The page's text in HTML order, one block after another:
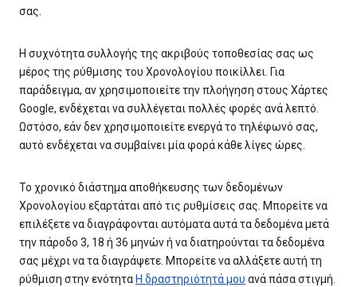
σας.
Η συχνότητα συλλογής της ακριβούς τοποθεσίας σας ως
μέρος της ρύθμισης του Χρονολογίου ποικίλλει. Για
παράδειγμα, αν χρησιμοποιείτε την πλοήγηση στους Χάρτες
Google, ενδέχεται να συλλέγεται πολλές φορές ανά λεπτό.
Ωστόσο, εάν δεν χρησιμοποιείτε ενεργά το τηλέφωνό σας,
αυτό ενδέχεται να συμβαίνει μία φορά κάθε λίγες ώρες.
Το χρονικό διάστημα αποθήκευσης των δεδομένων
Χρονολογίου εξαρτάται από τις ρυθμίσεις σας. Μπορείτε να
επιλέξετε να διαγράφονται αυτόματα αυτά τα δεδομένα μετά
την πάροδο 3, 18 ή 36 μηνών ή να διατηρούνται τα δεδομένα
σας μέχρι να τα διαγράψετε. Μπορείτε να αλλάξετε αυτή τη
ρύθμιση στην ενότητα Η δραστηριότητά μου ανά πάσα στιγμή.